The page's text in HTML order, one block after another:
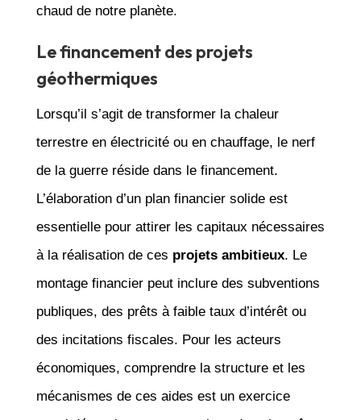
chaud de notre planète.
Le financement des projets
géothermiques
Lorsqu’il s’agit de transformer la chaleur
terrestre en électricité ou en chauffage, le nerf
de la guerre réside dans le financement.
L’élaboration d’un plan financier solide est
essentielle pour attirer les capitaux nécessaires
à la réalisation de ces projets ambitieux. Le
montage financier peut inclure des subventions
publiques, des prêts à faible taux d’intérêt ou
des incitations fiscales. Pour les acteurs
économiques, comprendre la structure et les
mécanismes de ces aides est un exercice